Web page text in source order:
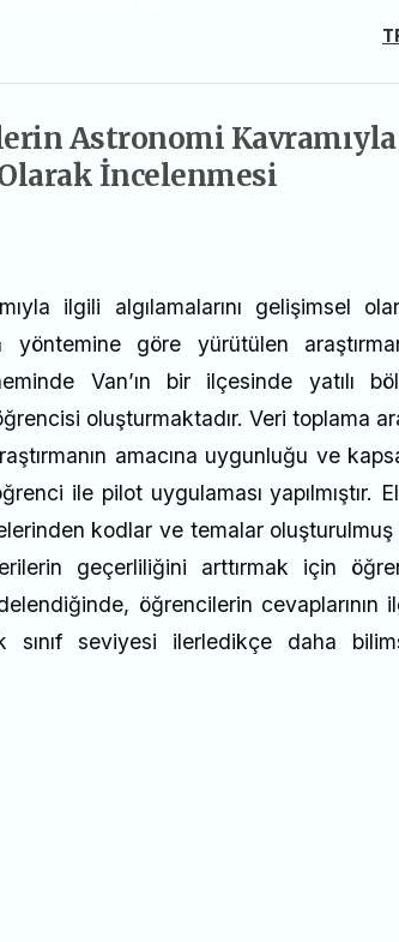
Astronomi Kavramıyla
İncelenmesi
ilgili algılamalarını gelişimsel
yöntemine göre yürütülen
Van’ın bir ilçesinde yatılı
oluşturmaktadır. Veri toplama
amacına uygunluğu ve
ile pilot uygulaması yapılmıştır.
kodlar ve temalar
geçerliliğini arttırmak için
öğrencilerin cevaplarının
sınıf seviyesi ilerledikçe daha